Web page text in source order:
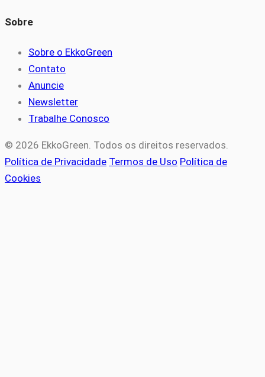
Sobre
Sobre o EkkoGreen
Contato
Anuncie
Newsletter
Trabalhe Conosco
© 2026 EkkoGreen. Todos os direitos reservados.
Política de Privacidade Termos de Uso Política de
Cookies